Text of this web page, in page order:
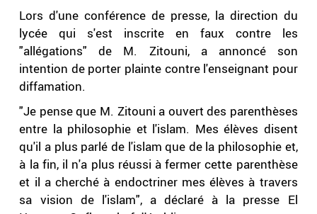
Lors d'une conférence de presse, la direction du
lycée qui s'est inscrite en faux contre les
"allégations" de M. Zitouni, a annoncé son
intention de porter plainte contre l'enseignant pour
diffamation.
"Je pense que M. Zitouni a ouvert des parenthèses
entre la philosophie et l'islam. Mes élèves disent
qu'il a plus parlé de l'islam que de la philosophie et,
à la fin, il n'a plus réussi à fermer cette parenthèse
et il a cherché à endoctriner mes élèves à travers
sa vision de l'islam", a déclaré à la presse El